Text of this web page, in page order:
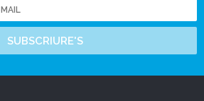
SUBSCRIURE'S